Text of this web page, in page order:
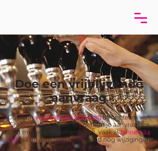
Doe een vrijblijvende
aanvraag
Doe eenvrijblijvende aanvraagbij het team van
GroepsUitjesZwolle. Wij nemen je aanvraag zo
snel mogelijk in behandeling, vaak albinnen 24
uur. Na de aanvraag kan je altijd nog wijzigingen
aan je uitje doen.